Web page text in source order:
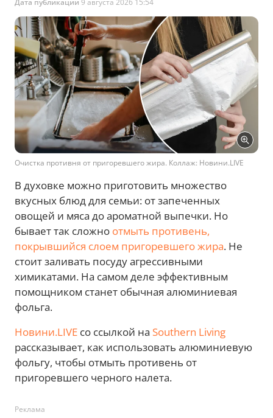
Дата публикации 9 августа 2026 15:54
Очистка противня от пригоревшего жира. Коллаж: Новини.LIVE
В духовке можно приготовить множество
вкусных блюд для семьи: от запеченных
овощей и мяса до ароматной выпечки. Но
бывает так сложно отмыть противень,
покрывшийся слоем пригоревшего жира. Не
стоит заливать посуду агрессивными
химикатами. На самом деле эффективным
помощником станет обычная алюминиевая
фольга.
Новини.LIVE со ссылкой на Southern Living
рассказывает, как использовать алюминиевую
фольгу, чтобы отмыть противень от
пригоревшего черного налета.
Реклама